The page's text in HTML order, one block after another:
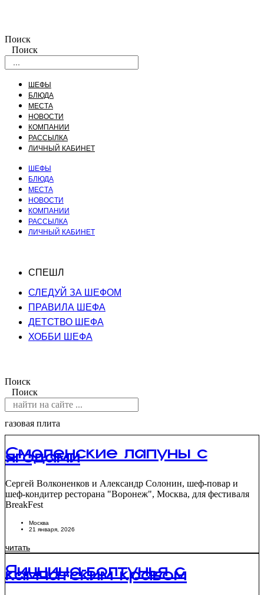
Поиск
Поиск
ШЕФЫ
БЛЮДА
МЕСТА
НОВОСТИ
КОМПАНИИ
РАССЫЛКА
ЛИЧНЫЙ КАБИНЕТ
ШЕФЫ
БЛЮДА
МЕСТА
НОВОСТИ
КОМПАНИИ
РАССЫЛКА
ЛИЧНЫЙ КАБИНЕТ
СПЕШЛ
СЛЕДУЙ ЗА ШЕФОМ
ПРАВИЛА ШЕФА
ДЕТСТВО ШЕФА
ХОББИ ШЕФА
Поиск
Поиск
газовая плита
Смоленские лапуны с
ягодами
Сергей Волконенков и Александр Солонин, шеф-повар и
шеф-кондитер ресторана "Воронеж", Москва, для фестиваля
BreakFest
Москва
21 января, 2026
читать
Яичница-болтунья с
камчатским крабом